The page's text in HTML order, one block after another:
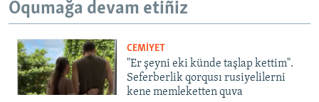
Oqumağa devam etiñiz
CEMİYET
"Er şeyni eki künde taşlap kettim".
Seferberlik qorqusı rusiyelilerni
kene memleketten quva